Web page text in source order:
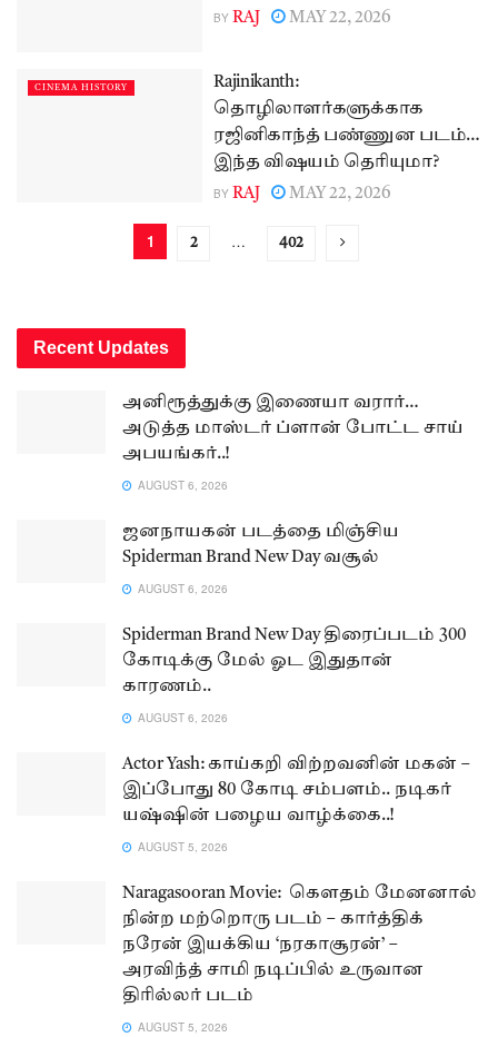
BY RAJ MAY 22, 2026
CINEMA HISTORY
Rajinikanth:
தொழிலாளர்களுக்காக
ரஜினிகாந்த் பண்ணுன படம்…
இந்த விஷயம் தெரியுமா?
BY RAJ MAY 22, 2026
1 2 … 402
Recent Updates
அனிரூத்துக்கு இணையா வரார்…
அடுத்த மாஸ்டர் ப்ளான் போட்ட சாய்
அபயங்கர்..!
AUGUST 6, 2026
ஜனநாயகன் படத்தை மிஞ்சிய
Spiderman Brand New Day வசூல்
AUGUST 6, 2026
Spiderman Brand New Day திரைப்படம் 300
கோடிக்கு மேல் ஓட இதுதான்
காரணம்..
AUGUST 6, 2026
Actor Yash: காய்கறி விற்றவனின் மகன் –
இப்போது 80 கோடி சம்பளம்.. நடிகர்
யஷ்ஷின் பழைய வாழ்க்கை..!
AUGUST 5, 2026
Naragasooran Movie: கௌதம் மேனனால்
நின்ற மற்றொரு படம் – கார்த்திக்
நரேன் இயக்கிய ‘நரகாசூரன்’ –
அரவிந்த் சாமி நடிப்பில் உருவான
திரில்லர் படம்
AUGUST 5, 2026